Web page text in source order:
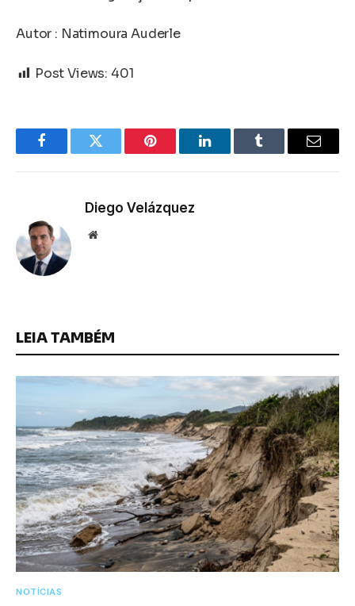
Autor : Natimoura Auderle
Post Views: 401
FacebookTwitter Pinterest LinkedInTumblr Email
Diego Velázquez
Website
LEIA TAMBÉM
NOTÍCIAS